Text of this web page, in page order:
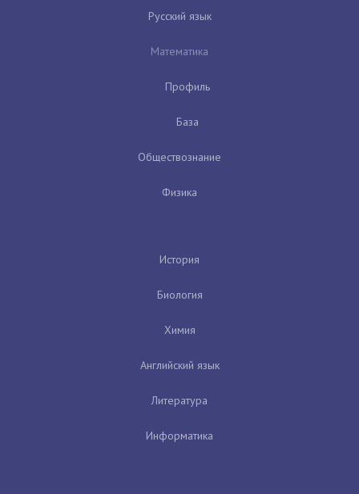
Русский язык
Математика
Профиль
База
Обществознание
Физика
История
Биология
Химия
Английский язык
Литература
Информатика